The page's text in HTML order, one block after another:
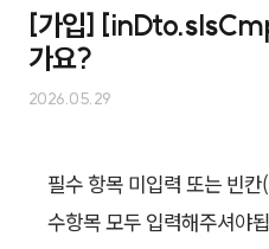
[가입]
가요?
2026.05.29
필수 항목 미입력 또는 빈
수항목 모두 입력해주셔야